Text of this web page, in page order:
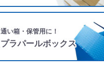
通い箱・保管用に！
プラパールボックス